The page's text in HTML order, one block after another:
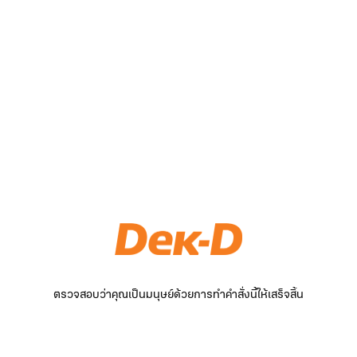
ตรวจสอบว่าคุณเป็นมนุษย์ด้วยการทำคำสั่งนี้ให้เสร็จสิ้น